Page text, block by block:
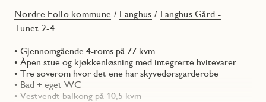
Nordre Follo kommune / Langhus / Langhus Gård -
Tunet 2-4
• Gjennomgående 4-roms på 77 kvm
• Åpen stue og kjøkkenløsning med integrerte hvitevarer
• Tre soverom hvor det ene har skyvedørsgarderobe
• Bad + eget WC
• Vestvendt balkong på 10,5 kvm